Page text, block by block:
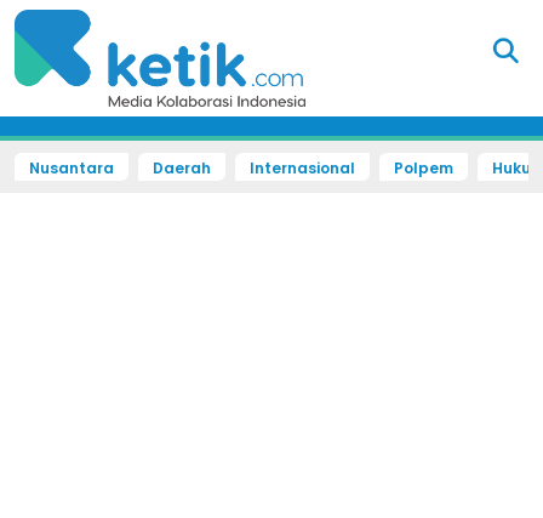
Nusantara Daerah Internasional Polpem